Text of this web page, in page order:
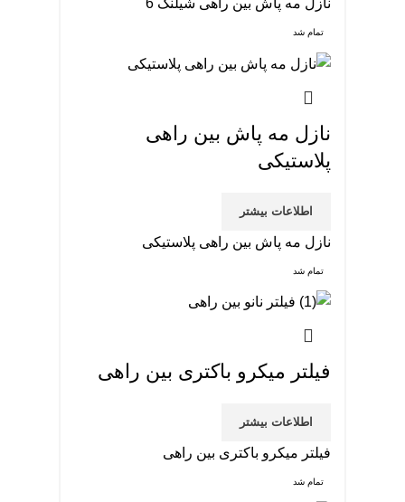
نازل مه پاش بین راهی شیلنگ 6
تمام شد
نازل مه پاش بین راهی
پلاستیکی
اطلاعات بیشتر
نازل مه پاش بین راهی پلاستیکی
تمام شد
فیلتر میکرو باکتری بین راهی
اطلاعات بیشتر
فیلتر میکرو باکتری بین راهی
تمام شد